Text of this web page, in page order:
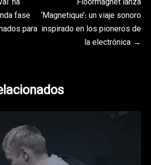
ha
fase
para
Floormagnet lanza
‘Magnetique’: un viaje sonoro
inspirado en los pioneros de
la electrónica